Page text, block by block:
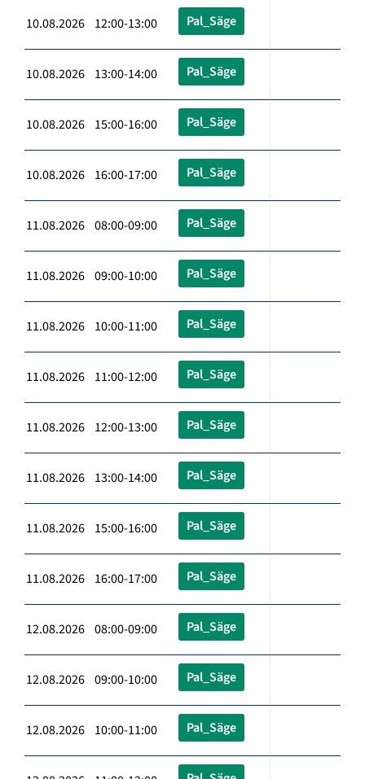
10.08.2026 12:00-13:00 Pal_Säge
10.08.2026 13:00-14:00 Pal_Säge
10.08.2026 15:00-16:00 Pal_Säge
10.08.2026 16:00-17:00 Pal_Säge
11.08.2026 08:00-09:00 Pal_Säge
11.08.2026 09:00-10:00 Pal_Säge
11.08.2026 10:00-11:00 Pal_Säge
11.08.2026 11:00-12:00 Pal_Säge
11.08.2026 12:00-13:00 Pal_Säge
11.08.2026 13:00-14:00 Pal_Säge
11.08.2026 15:00-16:00 Pal_Säge
11.08.2026 16:00-17:00 Pal_Säge
12.08.2026 08:00-09:00 Pal_Säge
12.08.2026 09:00-10:00 Pal_Säge
12.08.2026 10:00-11:00 Pal_Säge